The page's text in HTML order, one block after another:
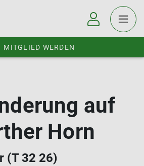
MITGLIED WERDEN
auf
Horn
(T 32 26)